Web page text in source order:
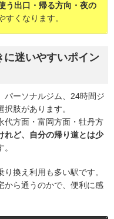
う出口・帰る方向・夜の
すくなります。
に迷いやすいポイン
パーソナルジム、24時間ジ
肢があります。
代方面・富岡方面・牡丹方
れど、自分の帰り道とは少
換え利用も多い駅です。
から通うのかで、便利に感